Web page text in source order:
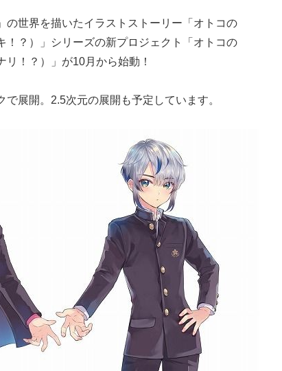
の世界を描いたイラストストーリー「オトコの
！？）」シリーズの新プロジェクト「オトコの
！？）」が10月から始動！
展開。2.5次元の展開も予定しています。